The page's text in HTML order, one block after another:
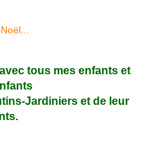
tous mes enfants et
Jardiniers et de leur